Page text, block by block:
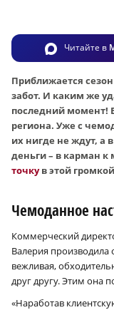
Читайте в
Приближается
забот. И каким же
последний момент!
региона. Уже с
их нигде не ждут, а
деньги – в карман
точкув этой
Чемоданное
Коммерческий
Валерия производила
вежливая,
друг другу. Этим она
«Наработав